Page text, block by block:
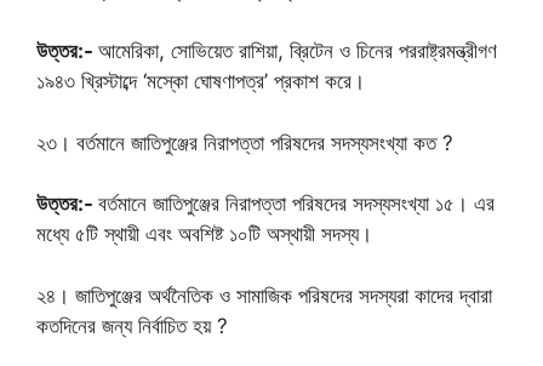
উত্তর:- আমেরিকা, সোভিয়েত রাশিয়া, ব্রিটেন ও চিনের পররাষ্ট্রমন্ত্রীগণ
১৯৪৩ খ্রিস্টাব্দে ‘মস্কো ঘোষণাপত্র’ প্রকাশ করে।
২৩। বর্তমানে জাতিপুঞ্জের নিরাপত্তা পরিষদের সদস্যসংখ্যা কত ?
উত্তর:- বর্তমানে জাতিপুঞ্জের নিরাপত্তা পরিষদের সদস্যসংখ্যা ১৫। এর
মধ্যে ৫টি স্থায়ী এবং অবশিষ্ট ১০টি অস্থায়ী সদস্য।
২৪। জাতিপুঞ্জের অর্থনৈতিক ও সামাজিক পরিষদের সদস্যরা কাদের দ্বারা
কতদিনের জন্য নির্বাচিত হয় ?